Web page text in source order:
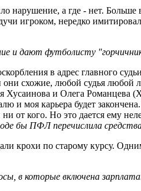
нарушение, а где - нет.
игроком, нередко
и дают футболисту
в адрес главного
схожие, любой судья любой
и Олега Романцева
и моя карьера будет
от кого. Но это дается ему
бы ПФЛ перечислила
крохи по старому курсу.
в которые включена